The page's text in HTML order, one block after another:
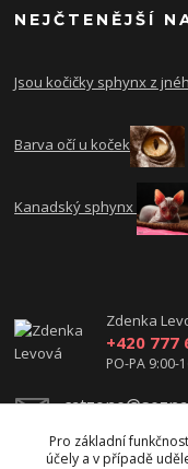
NEJČTENĚJŠÍ
Jsou kočičky sphynx z
Barva očí u koček
Kanadský sphynx
Zdenka
+420 777
PO-PA 9:00-
Pro základní
účely a v případě